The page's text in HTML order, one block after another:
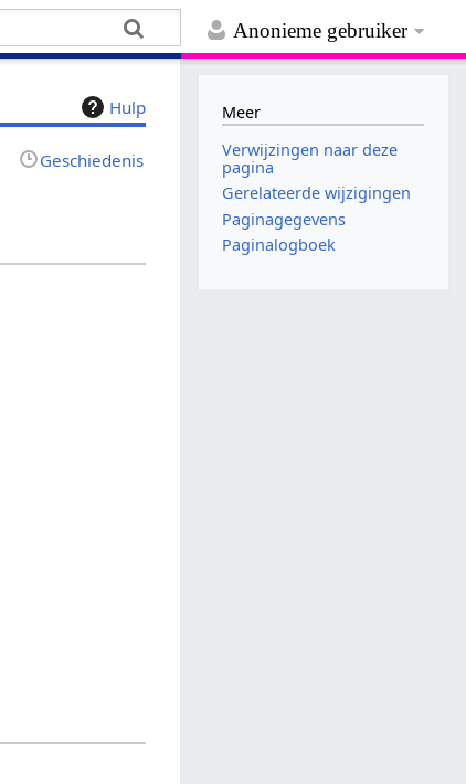
Anonieme gebruiker
Hulp
Geschiedenis
Meer
Verwijzingen naar deze
pagina
Gerelateerde wijzigingen
Paginagegevens
Paginalogboek